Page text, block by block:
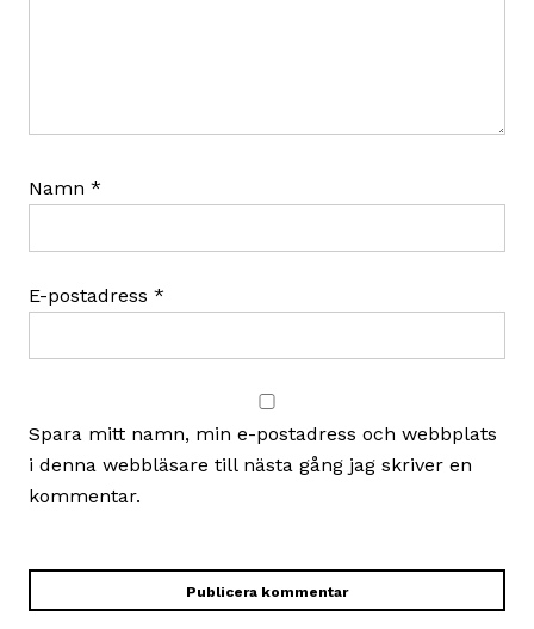
Namn *
E-postadress *
Spara mitt namn, min e-postadress och webbplats
i denna webbläsare till nästa gång jag skriver en
kommentar.